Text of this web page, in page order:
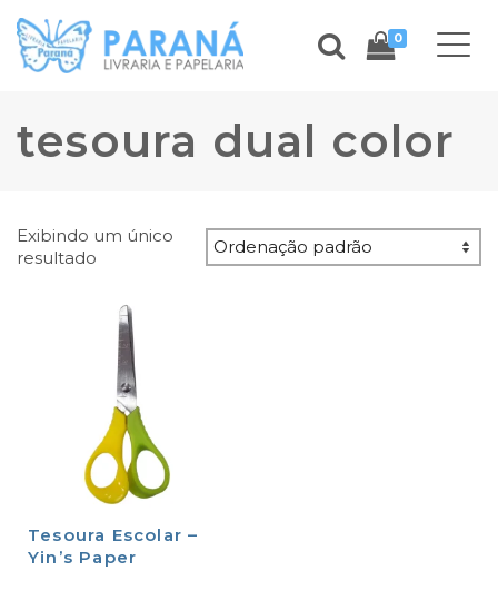
0
tesoura dual color
Exibindo um único
resultado
Tesoura Escolar –
Yin’s Paper